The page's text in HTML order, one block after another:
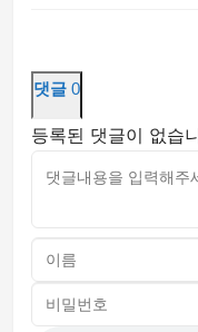
댓글 0
등록된 댓글이 없습